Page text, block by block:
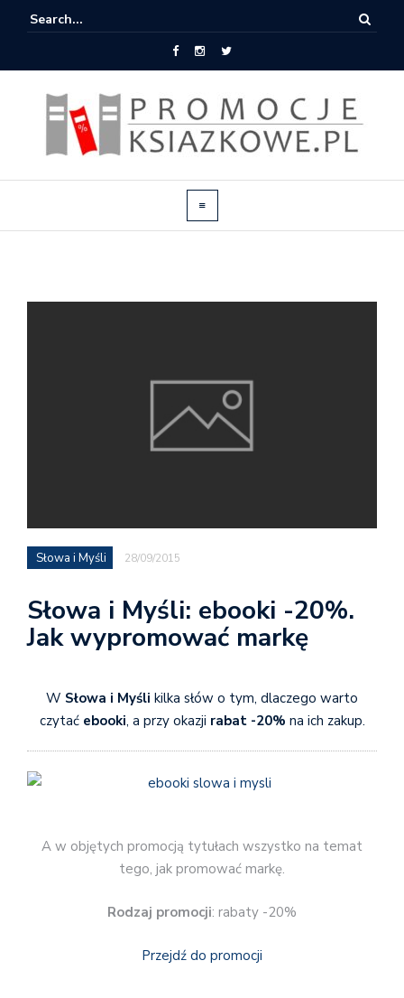
Słowa i Myśli 28/09/2015
Słowa i Myśli: ebooki -20%.
Jak wypromować markę
W Słowa i Myśli kilka słów o tym, dlaczego warto
czytać ebooki, a przy okazji rabat -20% na ich zakup.
A w objętych promocją tytułach wszystko na temat
tego, jak promować markę.
Rodzaj promocji: rabaty -20%
Przejdź do promocji